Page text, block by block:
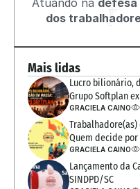
Atuando na defesa
dos
Mais lidas
Lucro bilionário,
Grupo Softplan
GRACIELA CAINO
Trabalhadore(as)
Quem decide por
GRACIELA CAINO
Lançamento da
SINDPD/SC